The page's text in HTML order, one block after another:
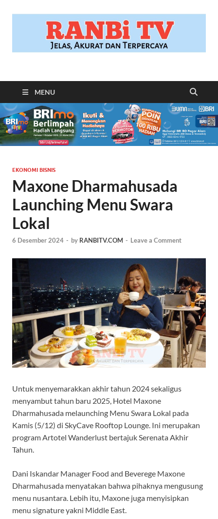
RANBITV.COM
MENU
EKONOMI BISNIS
Maxone Dharmahusada
Launching Menu Swara
Lokal
6 Desember 2024 - by RANBITV.COM - Leave a Comment
Untuk menyemarakkan akhir tahun 2024 sekaligus
menyambut tahun baru 2025, Hotel Maxone
Dharmahusada melaunching Menu Swara Lokal pada
Kamis (5/12) di SkyCave Rooftop Lounge. Ini merupakan
program Artotel Wanderlust bertajuk Serenata Akhir
Tahun.
Dani Iskandar Manager Food and Beverege Maxone
Dharmahusada menyatakan bahwa pihaknya mengusung
menu nusantara. Lebih itu, Maxone juga menyisipkan
menu signature yakni Middle East.